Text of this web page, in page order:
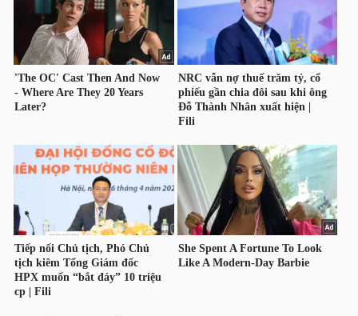
NHÂN
PHÂN
TÍCH
VĨ
MÔ